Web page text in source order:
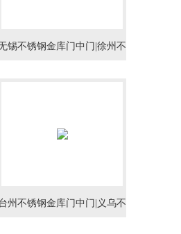
锡不锈钢金库门中门|徐州不
州不锈钢金库门中门|义乌不